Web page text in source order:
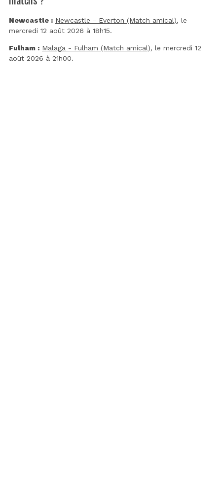
Newcastle : Newcastle - Everton (Match amical), le
mercredi 12 août 2026 à 18h15.
Fulham : Malaga - Fulham (Match amical), le mercredi 12
août 2026 à 21h00.